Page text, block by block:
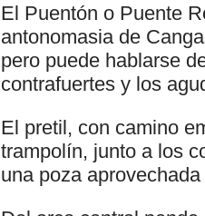
El Puentón o Puente
antonomasia de
pero puede hablarse
contrafuertes y los
El pretil, con camino
trampolín, junto a los
una poza